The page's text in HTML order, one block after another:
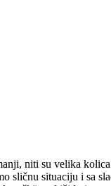
niti su velika
situaciju i sa